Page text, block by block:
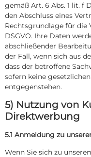
gemäß Art. 6 Abs. 1 lit. f
den Abschluss eines
Rechtsgrundlage für die
DSGVO. Ihre Daten
abschließender
der Fall, wenn sich aus
dass der betroffene
sofern keine
entgegenstehen.
5) Nutzung von
Direktwerbung
5.1 Anmeldung zu
Wenn Sie sich zu